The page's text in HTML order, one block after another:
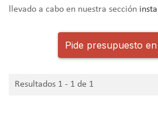
llevado a cabo en nuestra sección
Pide presupuesto
Resultados 1 - 1 de 1